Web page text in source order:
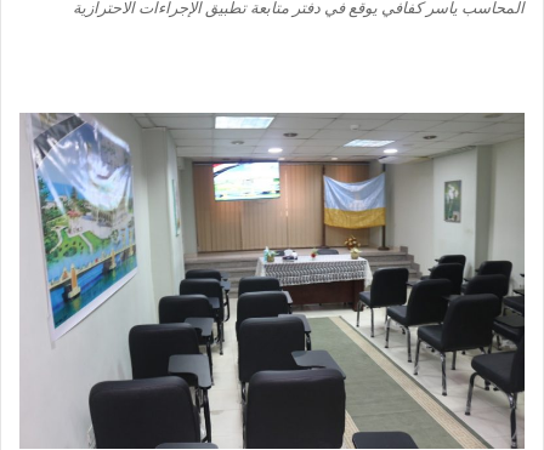
المحاسب ياسر كفافي يوقع في دفتر متابعة تطبيق الإجراءات الاحترازية